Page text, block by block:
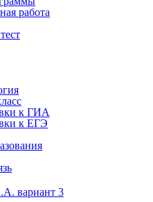
работа
к ГИА
к ЕГЭ
вариант 3